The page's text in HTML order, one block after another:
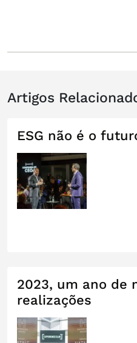
Artigos
ESG não é o
2023, um ano de
realizações